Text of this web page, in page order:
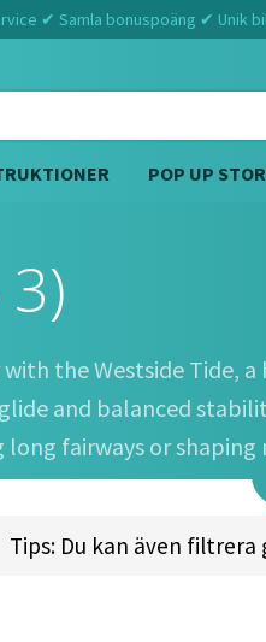
✔ Samla bonuspoäng ✔
POP UP
the Westside Tide,
and balanced
fairways or
175.1gr lDiameter:
Tips: Du kan även